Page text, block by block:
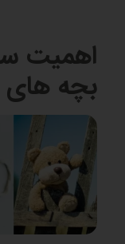
اهمیت
بچه